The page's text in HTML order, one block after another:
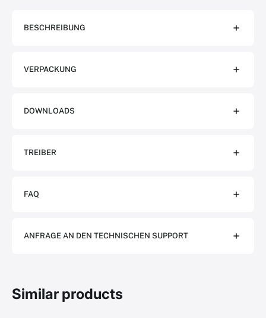
BESCHREIBUNG
VERPACKUNG
DOWNLOADS
TREIBER
FAQ
ANFRAGE AN DEN TECHNISCHEN SUPPORT
Similar products